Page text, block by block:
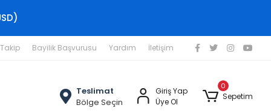
Bayilik Başvurusu Yardım İletişim
Teslimat
Bölge Seçin
Giriş Yap
Üye Ol
0
Sepetim